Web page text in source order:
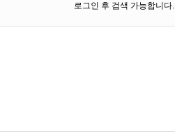
로그인 후 검색 가능합니다.